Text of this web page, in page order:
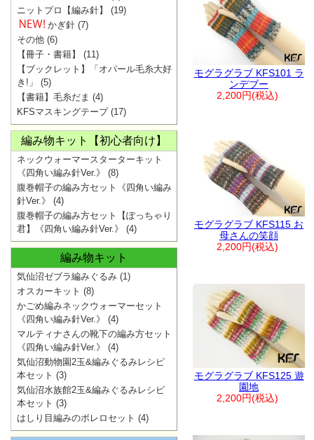
モグラグラブ KFS101 ラ
ンデブー
2,200円(税込)
モグラグラブ KFS115 お
母さんの笑顔
2,200円(税込)
モグラグラブ KFS125 遊
園地
2,200円(税込)
ニットプロ【編み針】
(19)
かぎ針 (7)
その他 (6)
【冊子・書籍】
(11)
【ブックレット】「オパール毛糸大好
き!」
(5)
【書籍】毛糸だま (4)
KFSマスキングテープ(17)
編み物キット【初心者向け】
ネックウォーマースターターキット
《四角い編み針Ver.》
(8)
腹巻帽子の編み方セット《四角い編み
針Ver.》
(4)
腹巻帽子の編み方セット【ぽっちゃり
君】《四角い編み針Ver.》
(4)
編み物キット
気仙沼ゼブラ編みぐるみ (1)
オスカーキット (8)
かごめ編みネックウォーマーセット
《四角い編み針Ver.》
(4)
マルティナさんの靴下の編み方セット
《四角い編み針Ver.》
(4)
気仙沼動物園2玉&編みぐるみレシピ
本セット (3)
気仙沼水族館2玉&編みぐるみレシピ
本セット (3)
はしり目編みのボレロセット (4)